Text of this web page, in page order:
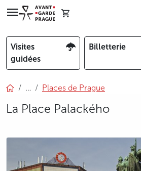
Visites
guidées
Billetterie
… Places de Prague
La Place Palackého
photo 5
photo 6